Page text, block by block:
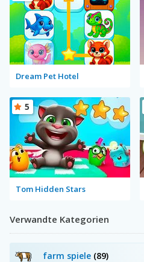
Dream Pet Hotel
Tom Hidden Stars
5
Verwandte Kategorien
farm spiele (89)